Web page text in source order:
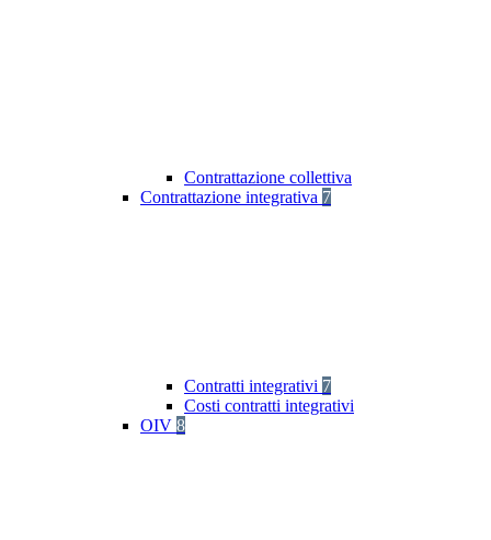
Contrattazione collettiva
Contrattazione integrativa 7
Contratti integrativi 7
Costi contratti integrativi
OIV 8